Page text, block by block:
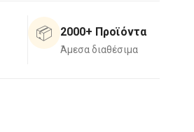
📦 2000+ Προϊόντα
Άμεσα διαθέσιμα